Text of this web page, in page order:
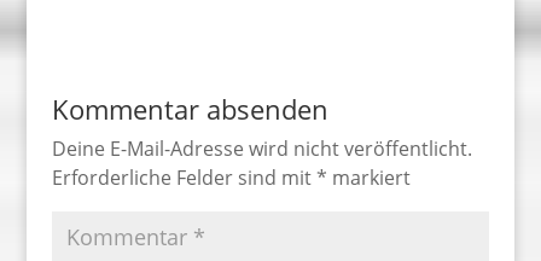
Kommentar absenden
Deine E-Mail-Adresse wird nicht veröffentlicht.
Erforderliche Felder sind mit* markiert